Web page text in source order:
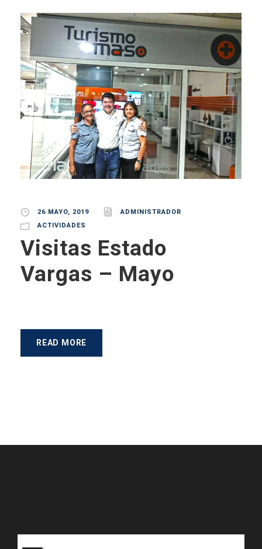
26 MAYO, 2019
ADMINISTRADOR
ACTIVIDADES
Visitas Estado
Vargas – Mayo
READ MORE